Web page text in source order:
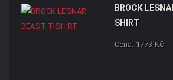
BROCK
SHIRT
Cena: 1773-Kč